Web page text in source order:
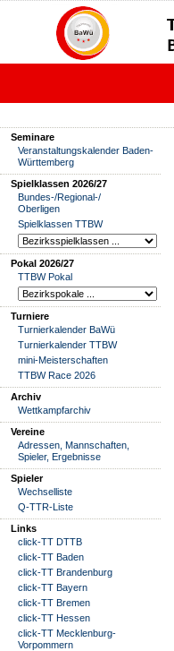
Seminare
Veranstaltungskalender Baden-
Württemberg
Spielklassen 2026/27
Bundes-/Regional-/
Oberligen
Spielklassen TTBW
Pokal 2026/27
TTBW Pokal
Turniere
Turnierkalender BaWü
Turnierkalender TTBW
mini-Meisterschaften
TTBW Race 2026
Archiv
Wettkampfarchiv
Vereine
Adressen, Mannschaften,
Spieler, Ergebnisse
Spieler
Wechselliste
Q-TTR-Liste
Links
click-TT DTTB
click-TT Baden
click-TT Brandenburg
click-TT Bayern
click-TT Bremen
click-TT Hessen
click-TT Mecklenburg-
Vorpommern